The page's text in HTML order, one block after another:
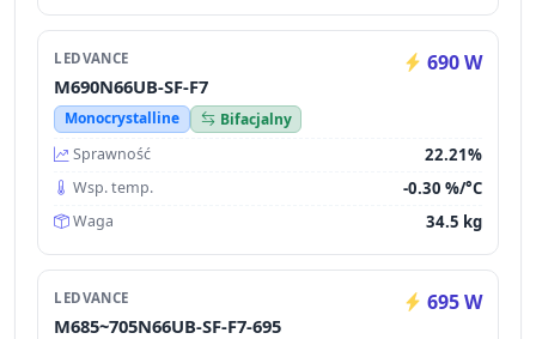
LEDVANCE 690 W
M690N66UB-SF-F7
Monocrystalline
Bifacjalny
Sprawność
22.21%
Wsp. temp. -0.30 %/°C
Waga 34.5 kg
LEDVANCE 695 W
M685~705N66UB-SF-F7-695